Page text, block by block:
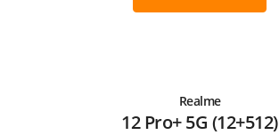
Realme
12 Pro+ 5G (12+512)